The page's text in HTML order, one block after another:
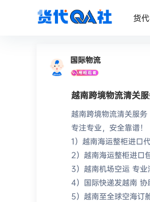
货
国际物流
越南跨境物流清关
越南跨境物流清关服务
专注专业，安全靠谱！
1）越南海运整柜进口
2）越南海运整柜进口
3）越南机场空运 专业
4）国际快递发越南 协
5）越南至全球空海订